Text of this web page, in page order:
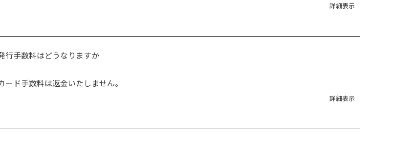
詳細表示
行手数料はどうなりますか
ド手数料は返金いたしません。
詳細表示